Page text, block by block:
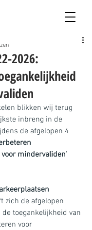
2026:
blikken wij terug
inbreng in de
de afgelopen 4
mindervaliden’
zich de afgelopen
toegankelijkheid van
voor